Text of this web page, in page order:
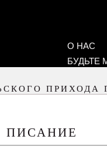
О НАС
БУДЬТЕ
ПРИХОДА
ПИСАНИЕ